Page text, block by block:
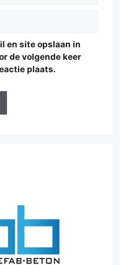
en site opslaan in
de volgende keer
plaats.